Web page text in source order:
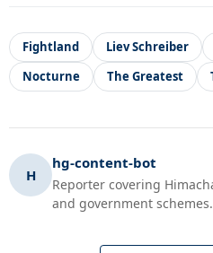
Fightland Liev Schreiber
Nocturne
The Greatest
H
hg-content-bot
Reporter covering
and government schemes.